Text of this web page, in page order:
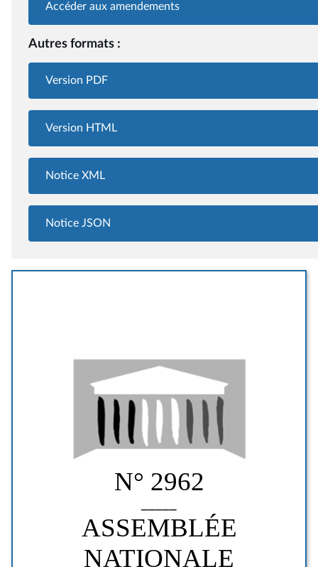
Accéder aux amendements
Autres formats :
Version PDF
Version HTML
Notice XML
Notice JSON